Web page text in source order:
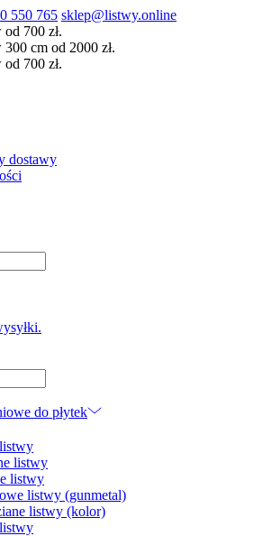
550 765 sklep@listwy.online
700 zł.
cm od 2000 zł.
700 zł.
dostawy
do płytek
listwy
listwy
listwy (gunmetal)
listwy (kolor)